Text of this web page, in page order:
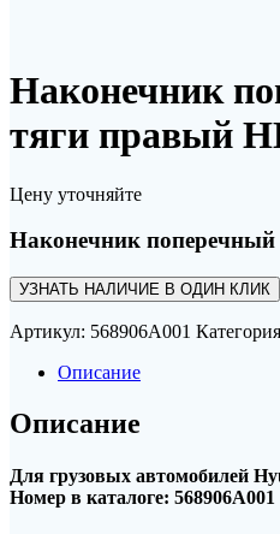
Наконечник
тяги правый
Цену уточняйте
Наконечник
УЗНАТЬ НАЛИЧИЕ В ОДИН КЛИК
Артикул: 568906A001
Описание
Описание
Для грузовых автомобилей
Номер в каталоге: 568906A001